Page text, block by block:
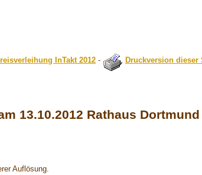
InTakt 2012 - Druckversion dieser
13.10.2012 Rathaus Dortmund
Auflösung.